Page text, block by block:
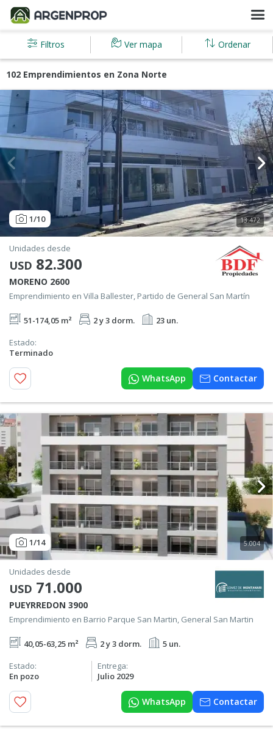
Filtros Ver mapa Ordenar
102 Emprendimientos en Zona Norte
1/10 13.472
Unidades desde
USD 82.300
MORENO 2600
Emprendimiento en Villa Ballester, Partido de General San Martín
51-174,05 m² 2 y 3 dorm.
23 un.
Estado:
Terminado
WhatsApp Contactar
1/14 5.004
Unidades desde
USD 71.000
PUEYRREDON 3900
Emprendimiento en Barrio Parque San Martin, General San Martin
40,05-63,25 m² 2 y 3 dorm.
5 un.
Estado:
En pozo
Entrega:
Julio 2029
WhatsApp Contactar